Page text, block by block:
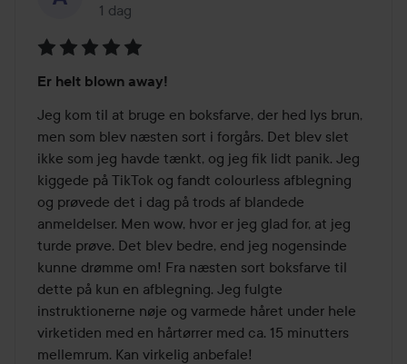
1 dag
Posten blev oprettet 1 dag
5
ud
af
5
Er helt blown away!
Jeg kom til at bruge en boksfarve, der hed lys brun,
men som blev næsten sort i forgårs. Det blev slet
ikke som jeg havde tænkt, og jeg fik lidt panik. Jeg
kiggede på TikTok og fandt colourless afblegning
og prøvede det i dag på trods af blandede
anmeldelser. Men wow, hvor er jeg glad for, at jeg
turde prøve. Det blev bedre, end jeg nogensinde
kunne drømme om! Fra næsten sort boksfarve til
dette på kun en afblegning. Jeg fulgte
instruktionerne nøje og varmede håret under hele
virketiden med en hårtørrer med ca. 15 minutters
mellemrum. Kan virkelig anbefale!